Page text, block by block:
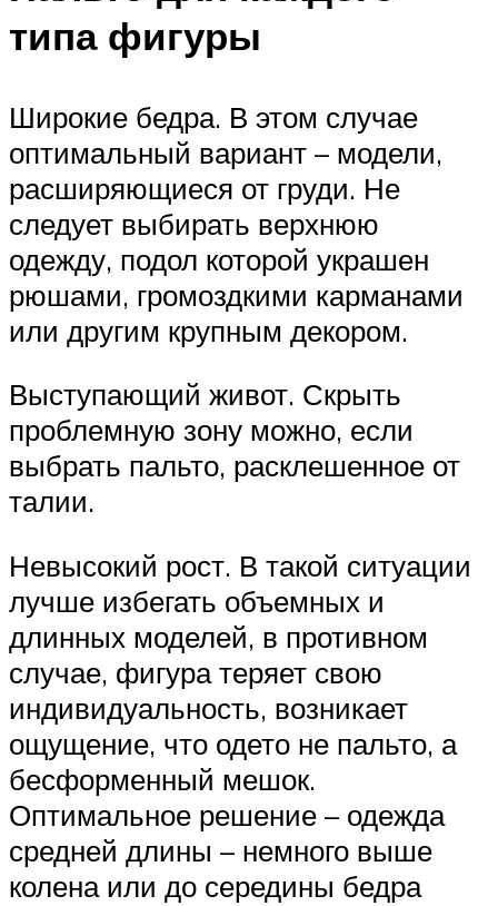
типа фигуры
Широкие бедра. В этом случае
оптимальный вариант – модели,
расширяющиеся от груди. Не
следует выбирать верхнюю
одежду, подол которой украшен
рюшами, громоздкими карманами
или другим крупным декором.
Выступающий живот. Скрыть
проблемную зону можно, если
выбрать пальто, расклешенное от
талии.
Невысокий рост. В такой ситуации
лучше избегать объемных и
длинных моделей, в противном
случае, фигура теряет свою
индивидуальность, возникает
ощущение, что одето не пальто, а
бесформенный мешок.
Оптимальное решение – одежда
средней длины – немного выше
колена или до середины бедра